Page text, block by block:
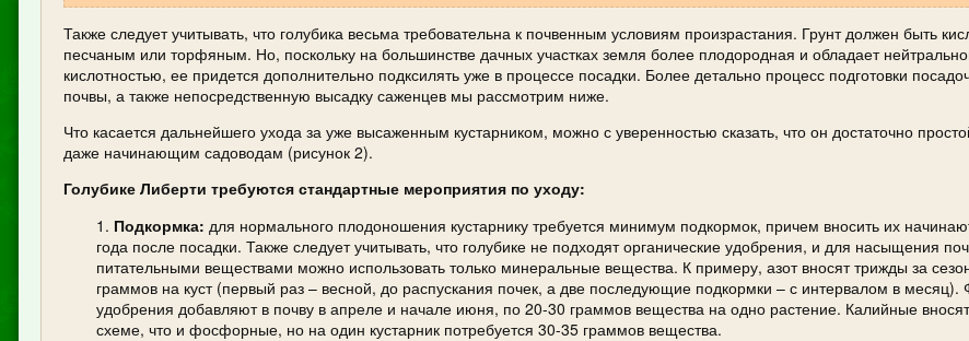
Также следует учитывать, что голубика весьма требовательна к почвенным условиям произрастания. Грунт должен быть
песчаным или торфяным. Но, поскольку на большинстве дачных участках земля более плодородная и обладает
кислотностью, ее придется дополнительно подксилять уже в процессе посадки. Более детально процесс подготовки
почвы, а также непосредственную высадку саженцев мы рассмотрим ниже.
Что касается дальнейшего ухода за уже высаженным кустарником, можно с уверенностью сказать, что он достаточно
даже начинающим садоводам (рисунок 2).
Голубике Либерти требуются стандартные мероприятия по уходу:
Подкормка: для нормального плодоношения кустарнику требуется минимум подкормок, причем вносить их
года после посадки. Также следует учитывать, что голубике не подходят органические удобрения, и для насыщения
питательными веществами можно использовать только минеральные вещества. К примеру, азот вносят трижды за
граммов на куст (первый раз – весной, до распускания почек, а две последующие подкормки – с интервалом в
удобрения добавляют в почву в апреле и начале июня, по 20-30 граммов вещества на одно растение. Калийные
схеме, что и фосфорные, но на один кустарник потребуется 30-35 граммов вещества.